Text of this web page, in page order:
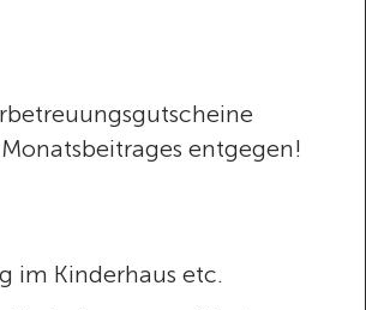
entgegen!
im Kinderhaus etc.